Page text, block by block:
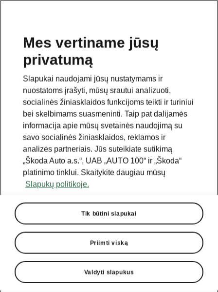
Mes vertiname jūsų
privatumą
Slapukai naudojami jūsų nustatymams ir
nuostatoms įrašyti, mūsų srautui analizuoti,
socialinės žiniasklaidos funkcijoms teikti ir turiniui
bei skelbimams suasmeninti. Taip pat dalijamės
informacija apie mūsų svetainės naudojimą su
savo socialinės žiniasklaidos, reklamos ir
analizės partneriais. Jūs suteikiate sutikimą
„Škoda Auto a.s.“, UAB „AUTO 100“ ir „Škoda“
platinimo tinklui. Skaitykite daugiau mūsų
Slapukų politikoje.
Tik būtini slapukai
Priimti viską
Valdyti slapukus